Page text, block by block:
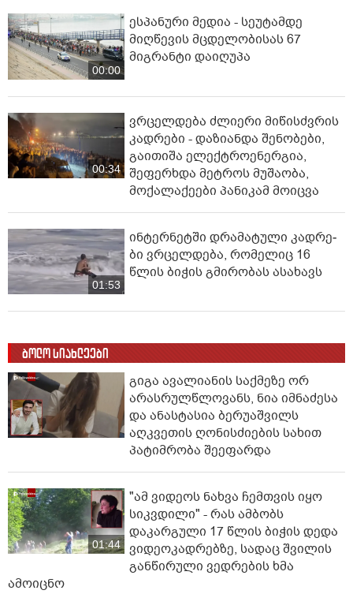
00:00
ესპანური მედია - სეუტამდე
მიღწევის მცდელობისას 67
მიგრანტი დაიღუპა
00:34
ვრცელდება ძლიერი მიწისძვრის
კადრები - დაზიანდა შენობები,
გაითიშა ელექტროენერგია,
შეფერხდა მეტროს მუშაობა,
მოქალაქეები პანიკამ მოიცვა
01:53
ინ­ტერ­ნეტ­ში დრა­მა­ტუ­ლი კად­რე­
ბი ვრცელდება, რომელიც 16
წლის ბიჭის გმირობას ასახავს
ბოლო სიახლეები
გიგა ავალიანის საქმეზე ორ
არასრულწლოვანს, ნია იმნაძესა
და ანასტასია ბერუაშვილს
აღკვეთის ღონისძიების სახით
პატიმრობა შეეფარდა
01:44
"ამ ვიდეოს ნახვა ჩემთვის იყო
სიკვდილი" - რას ამბობს
დაკარგული 17 წლის ბიჭის დედა
ვიდეოკადრებზე, სადაც შვილის
განწირული ვედრების ხმა
ამოიცნო